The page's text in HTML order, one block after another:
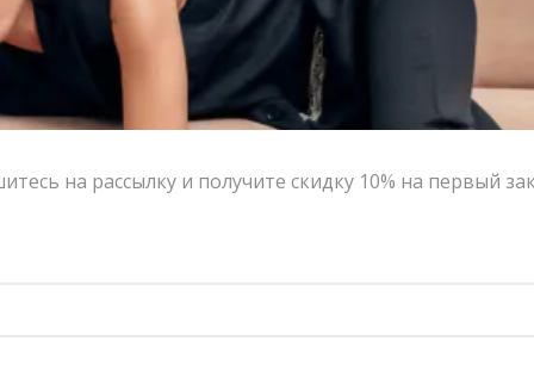
на рассылку и получите скидку 10% на первый